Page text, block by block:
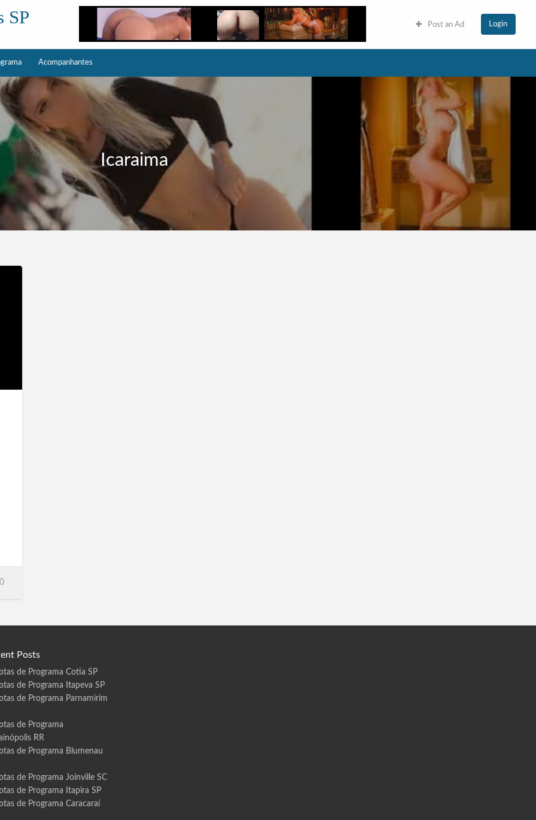
SP Post an Ad Login
Acompanhantes
Icaraima
0
Posts
de Programa Cotia SP
de Programa Itapeva SP
de Programa Parnamirim
de Programa
RR
de Programa Blumenau
de Programa Joinville SC
de Programa Itapira SP
de Programa Caracaraí